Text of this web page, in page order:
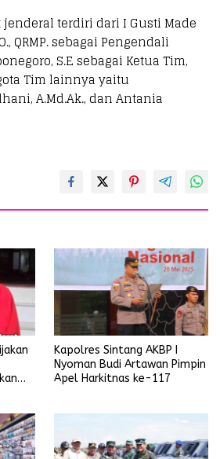
terdiri dari I Gusti Made
QRMP. sebagai Pengendali
S.E sebagai Ketua Tim,
Tim lainnya yaitu
A.Md.Ak., dan Antania
Kapolres Sintang AKBP I
Nyoman Budi Artawan Pimpin
Apel Harkitnas ke-117